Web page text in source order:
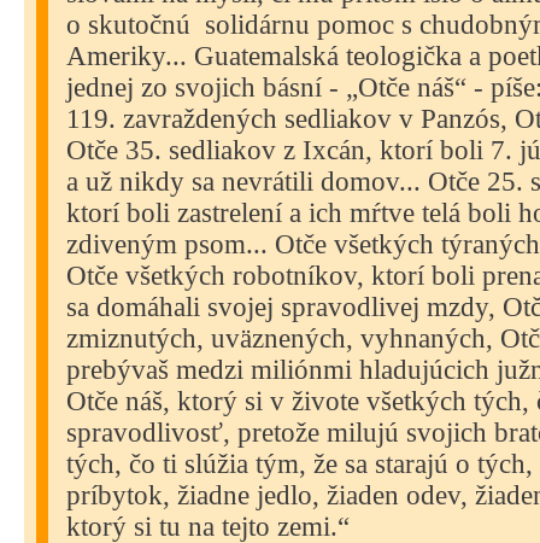
o skutočnú solidárnu pomoc s
Ameriky... Guatemalská teologička a
jednej zo svojich básní - „Otče náš“ -
119. zavraždených sedliakov v Panzós,
Otče 35. sedliakov z Ixcán, ktorí boli 7.
a už nikdy sa nevrátili domov... Otče 25.
ktorí boli zastrelení a ich mŕtve telá boli
zdiveným psom... Otče všetkých
Otče všetkých robotníkov, ktorí boli
sa domáhali svojej spravodlivej mzdy,
zmiznutých, uväznených, vyhnaných,
prebývaš medzi miliónmi hladujúcich
Otče náš, ktorý si v živote všetkých tých,
spravodlivosť, pretože milujú svojich
tých, čo ti slúžia tým, že sa starajú o
príbytok, žiadne jedlo, žiaden odev,
ktorý si tu na tejto zemi.“